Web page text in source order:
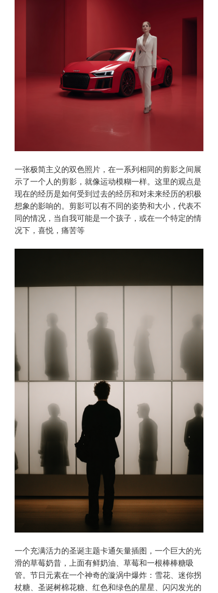
一张极简主义的双色照片，在一系列相同的剪影之间展
示了一个人的剪影，就像运动模糊一样。这里的观点是
现在的经历是如何受到过去的经历和对未来经历的积极
想象的影响的。剪影可以有不同的姿势和大小，代表不
同的情况，当自我可能是一个孩子，或在一个特定的情
况下，喜悦，痛苦等
一个充满活力的圣诞主题卡通矢量插图，一个巨大的光
滑的草莓奶昔，上面有鲜奶油、草莓和一根棒棒糖吸
管。节日元素在一个神奇的漩涡中爆炸：雪花、迷你拐
杖糖、圣诞树棉花糖、红色和绿色的星星、闪闪发光的